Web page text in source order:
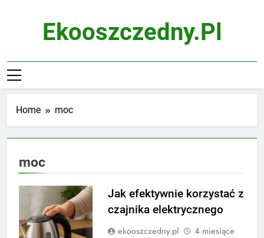
Ekooszczedny.pl
Home moc
moc
Jak efektywnie korzystać z
czajnika elektrycznego
ekooszczedny.pl
4 miesiące